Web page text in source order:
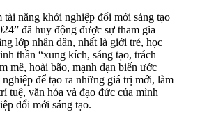
năng khởi nghiệp đổi mới sáng tạo
đã huy động được sự tham gia
lớp nhân dân, nhất là giới trẻ, học
thần “xung kích, sáng tạo, trách
mê, hoài bão, mạnh dạn biến ước
để tạo ra những giá trị mới, làm
tuệ, văn hóa và đạo đức của mình
đổi mới sáng tạo.